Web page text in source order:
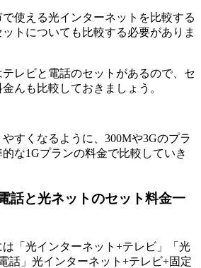
使える光インターネットを比較する
トについても比較する必要がありま
レビと電話のセットがあるので、セ
んも比較しておきましょう。
すくなるように、300Mや3Gのプラ
な1Gプランの料金で比較していき
話と光ネットのセット料金一
「光インターネット+テレビ」「光
話」光インターネット+テレビ+固定